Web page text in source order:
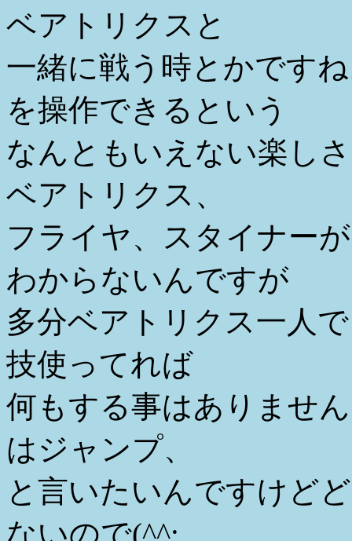
ベアトリクスと
一緒に戦う時とかです
を操作できるという
なんともいえない楽し
ベアトリクス、
フライヤ、スタイナー
わからないんですが
多分ベアトリクス一人
技使ってれば
何もする事はありませ
はジャンプ、
と言いたいんですけど
ないので(^^;